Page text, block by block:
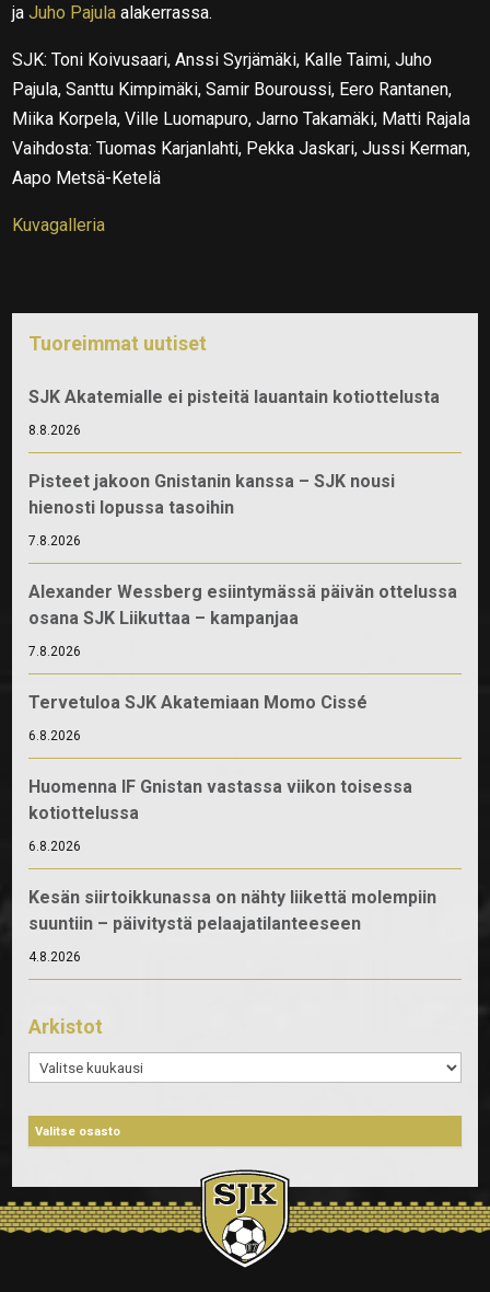
jaJuho Pajula alakerrassa.
SJK: Toni Koivusaari, Anssi Syrjämäki, Kalle Taimi, Juho
Pajula, Santtu Kimpimäki, Samir Bouroussi, Eero Rantanen,
Miika Korpela, Ville Luomapuro, Jarno Takamäki, Matti Rajala
Vaihdosta: Tuomas Karjanlahti, Pekka Jaskari, Jussi Kerman,
Aapo Metsä-Ketelä
Kuvagalleria
Tuoreimmat uutiset
SJK Akatemialle ei pisteitä lauantain kotiottelusta
8.8.2026
Pisteet jakoon Gnistanin kanssa – SJK nousi
hienosti lopussa tasoihin
7.8.2026
Alexander Wessberg esiintymässä päivän ottelussa
osana SJK Liikuttaa – kampanjaa
7.8.2026
Tervetuloa SJK Akatemiaan Momo Cissé
6.8.2026
Huomenna IF Gnistan vastassa viikon toisessa
kotiottelussa
6.8.2026
Kesän siirtoikkunassa on nähty liikettä molempiin
suuntiin – päivitystä pelaajatilanteeseen
4.8.2026
Arkistot
Arkistot